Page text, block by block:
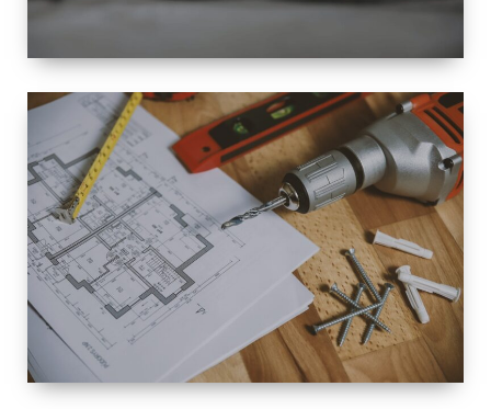
ESPACE
RÉNOVATION
INTÉRIEURE ET
EXTÉRIEURE